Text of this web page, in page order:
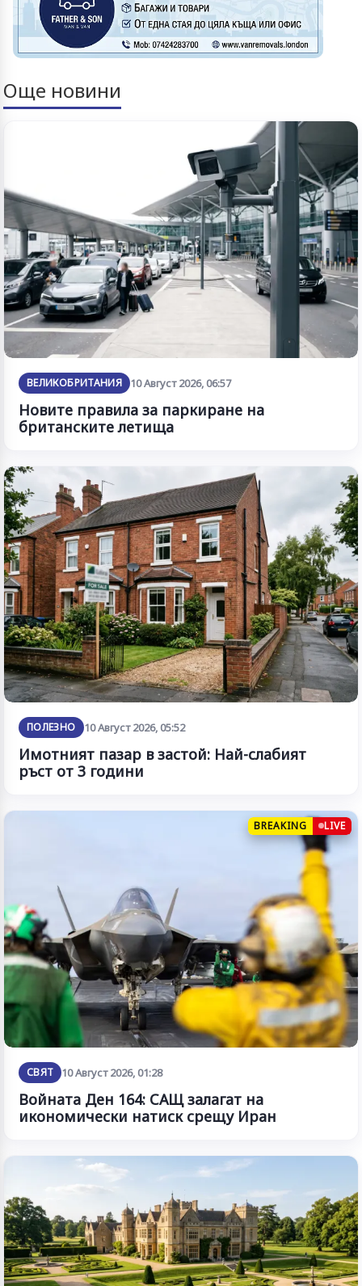
Още новини
ВЕЛИКОБРИТАНИЯ 10 Август 2026, 06:57
Новите правила за паркиране на
британските летища
ПОЛЕЗНО 10 Август 2026, 05:52
Имотният пазар в застой: Най-слабият
ръст от 3 години
BREAKING LIVE
СВЯТ 10 Август 2026, 01:28
Войната Ден 164: САЩ залагат на
икономически натиск срещу Иран